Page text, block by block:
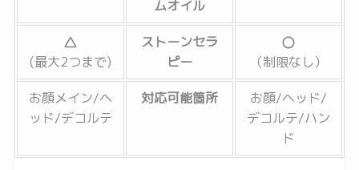
ムオイル
(最大2つまで)
ストーンセラ
ピー
（制限なし）
お顔メイン/ヘ
ッド/デコルテ
対応可能箇所
お顔/ヘッド/
デコルテ/ハン
ド